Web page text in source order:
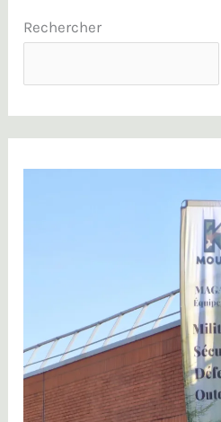
Rechercher